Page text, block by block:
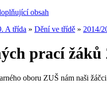
obsah
A třída » Dění ve třídě » 2014/
prací žáků
oboru ZUŠ nám naši